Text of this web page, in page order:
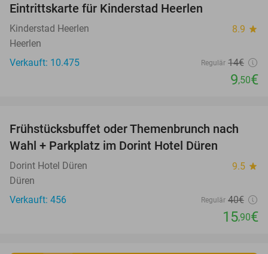
Eintrittskarte für Kinderstad Heerlen
Kinderstad Heerlen 8.9 star
Heerlen
Verkauft: 10.475
Regulär 14€
9,50€
60%
Frühstücksbuffet oder Themenbrunch nach
Wahl + Parkplatz im Dorint Hotel Düren
Dorint Hotel Düren 9.5 star
Düren
Verkauft: 456
Regulär 40€
15,90€